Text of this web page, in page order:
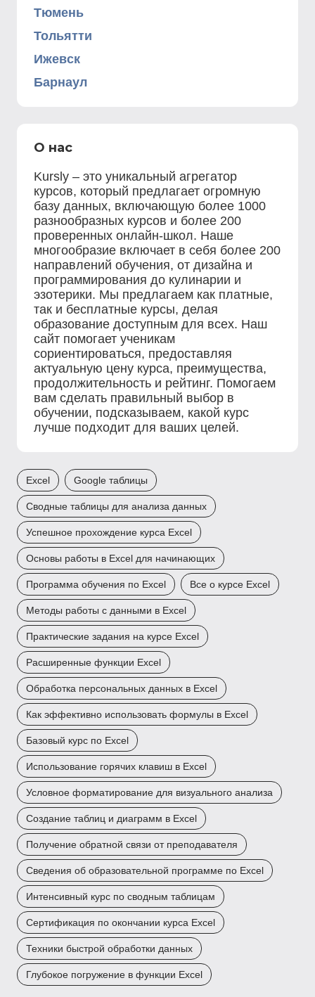
Тюмень
Тольятти
Ижевск
Барнаул
О нас
Kursly – это уникальный агрегатор
курсов, который предлагает огромную
базу данных, включающую более 1000
разнообразных курсов и более 200
проверенных онлайн-школ. Наше
многообразие включает в себя более 200
направлений обучения, от дизайна и
программирования до кулинарии и
эзотерики. Мы предлагаем как платные,
так и бесплатные курсы, делая
образование доступным для всех. Наш
сайт помогает ученикам
сориентироваться, предоставляя
актуальную цену курса, преимущества,
продолжительность и рейтинг. Помогаем
вам сделать правильный выбор в
обучении, подсказываем, какой курс
лучше подходит для ваших целей.
Excel Google таблицы
Сводные таблицы для анализа данных
Успешное прохождение курса Excel
Основы работы в Excel для начинающих
Программа обучения по Excel Все о курсе Excel
Методы работы с данными в Excel
Практические задания на курсе Excel
Расширенные функции Excel
Обработка персональных данных в Excel
Как эффективно использовать формулы в Excel
Базовый курс по Excel
Использование горячих клавиш в Excel
Условное форматирование для визуального анализа
Создание таблиц и диаграмм в Excel
Получение обратной связи от преподавателя
Сведения об образовательной программе по Excel
Интенсивный курс по сводным таблицам
Сертификация по окончании курса Excel
Техники быстрой обработки данных
Глубокое погружение в функции Excel